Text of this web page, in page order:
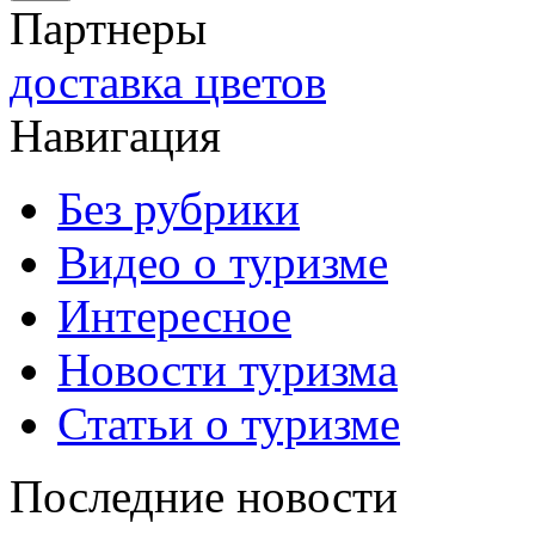
Партнеры
доставка цветов
Навигация
Без рубрики
Видео о туризме
Интересное
Новости туризма
Статьи о туризме
Последние новости